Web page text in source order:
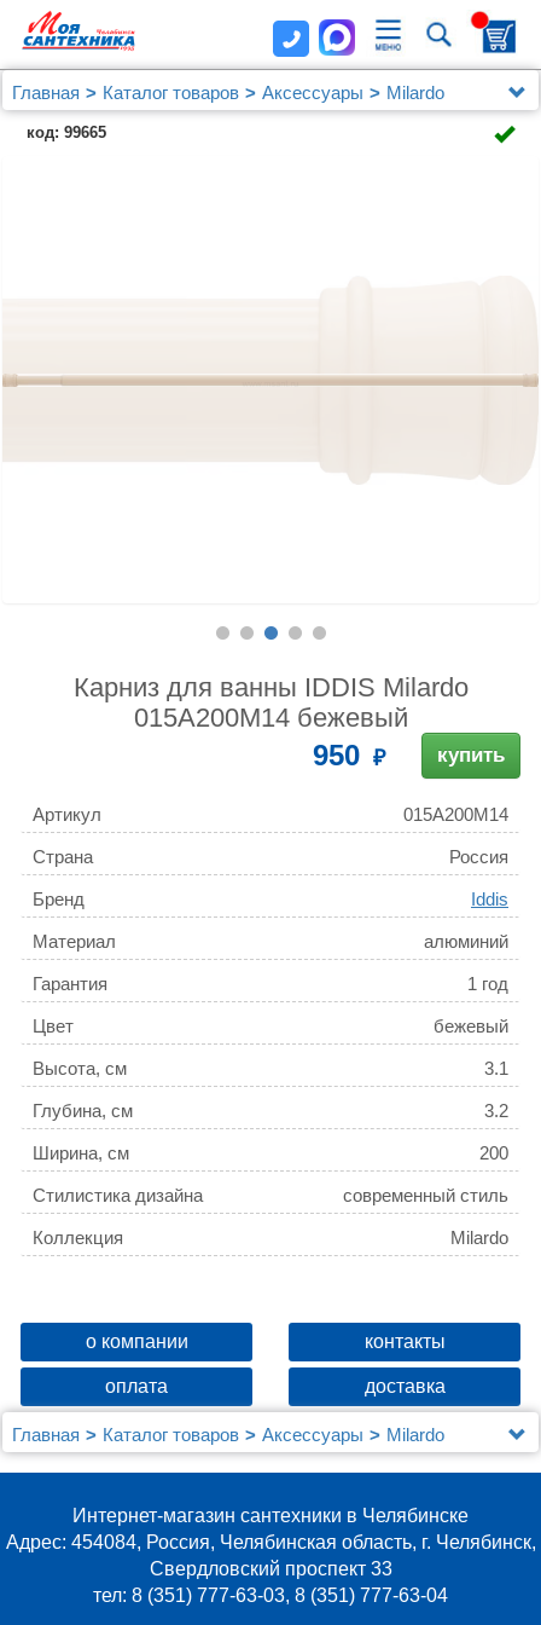
Главная Каталог товаров Аксессуары
Milardo
Карниз для ванны IDDIS Milardo 015A200M14
бежевый
код: 99665
Карниз для ванны IDDIS Milardo
015A200M14 бежевый
950 купить
Артикул 015A200M14
Страна Россия
Бренд Iddis
Материал алюминий
Гарантия 1 год
Цвет бежевый
Высота, см 3.1
Глубина, см 3.2
Ширина, см 200
Стилистика дизайна современный стиль
Коллекция Milardo
о компании контакты
оплата доставка
Главная Каталог товаров Аксессуары
Milardo
Карниз для ванны IDDIS Milardo 015A200M14
Интернет-магазин сантехники в Челябинске
Адрес: 454084, Россия, Челябинская область, г. Челябинск,
Свердловский проспект 33
тел: 8 (351) 777-63-03, 8 (351) 777-63-04